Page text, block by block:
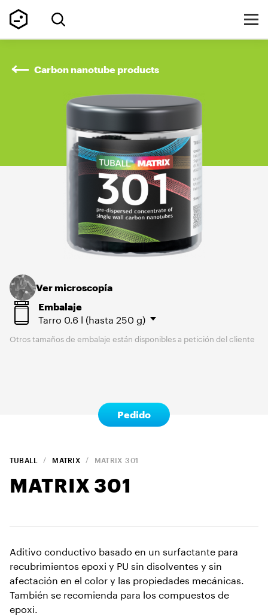
Carbon nanotube products
Embalaje
Tarro 0.6 l (hasta 250 g)
Otros tamaños de embalaje están disponibles a petición del cliente
Ver microscopía
TUBALL MATRIX MATRIX 301
MATRIX 301
Pedido
Aditivo conductivo basado en un surfactante para
recubrimientos epoxi y PU sin disolventes y sin
afectación en el color y las propiedades mecánicas.
También se recomienda para los compuestos de
epoxi.